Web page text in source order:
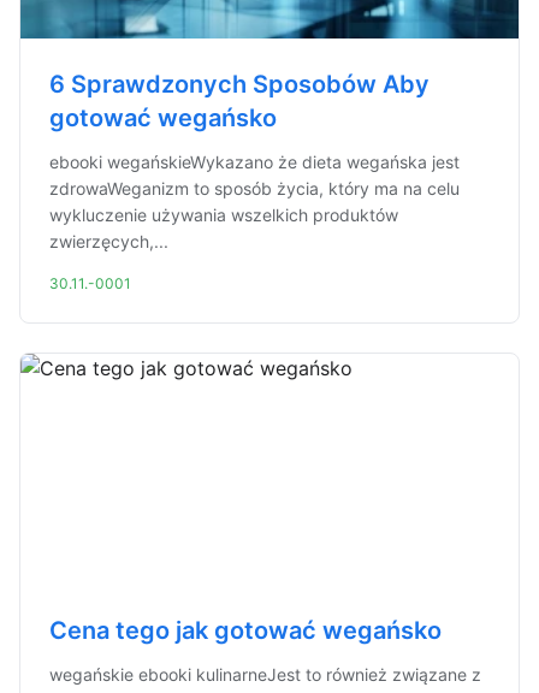
6 Sprawdzonych Sposobów Aby
gotować wegańsko
ebooki wegańskieWykazano że dieta wegańska jest
zdrowaWeganizm to sposób życia, który ma na celu
wykluczenie używania wszelkich produktów
zwierzęcych,...
30.11.-0001
Cena tego jak gotować wegańsko
wegańskie ebooki kulinarneJest to również związane z